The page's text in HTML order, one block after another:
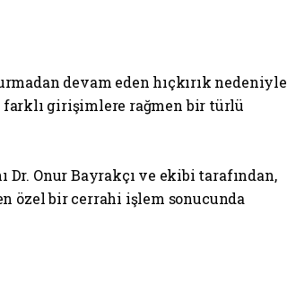
devam eden hıçkırık nedeniyle
farklı girişimlere rağmen bir türlü
Dr. Onur Bayrakçı ve ekibi tarafından,
özel bir cerrahi işlem sonucunda